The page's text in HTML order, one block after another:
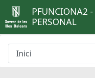
PFUNCIONA2 -
PERSONAL
Inici